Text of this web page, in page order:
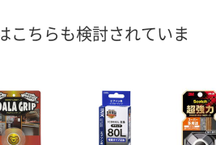
こちらも検討されていま